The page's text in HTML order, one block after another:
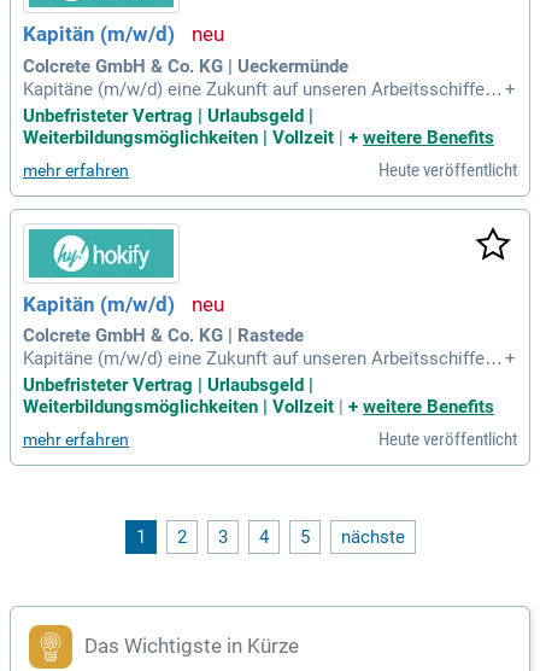
Kapitän (m/w/d)
Colcrete GmbH & Co. KG | Ueckermünde
Kapitäne (m/w/d) eine Zukunft auf unseren Arbeitsschiffen
mit Schottelantrieb Wir bieten: Unbefristete Vollzeitstelle; A
ttraktive Vergütung; Firmenfahrzeug; 30 Tage Urlaub inklusiv
e Urlaubsgeld; Sorgfältige Einarbeitung von erfahrenen Kolle
gen; Berufliche
+
Unbefristeter Vertrag | Urlaubsgeld |
Weiterbildungsmöglichkeiten | Vollzeit | + weitere Benefits
mehr erfahren Heute veröffentlicht
Kapitän (m/w/d)
Colcrete GmbH & Co. KG | Rastede
Kapitäne (m/w/d) eine Zukunft auf unseren Arbeitsschiffen
mit Schottelantrieb Wir bieten: Unbefristete Vollzeitstelle; A
ttraktive Vergütung; Firmenfahrzeug; 30 Tage Urlaub inklusiv
e Urlaubsgeld; Sorgfältige Einarbeitung von erfahrenen Kolle
gen; Berufliche
+
Unbefristeter Vertrag | Urlaubsgeld |
Weiterbildungsmöglichkeiten | Vollzeit | + weitere Benefits
mehr erfahren Heute veröffentlicht
1 2 3 4 5 nächste
Das Wichtigste in Kürze